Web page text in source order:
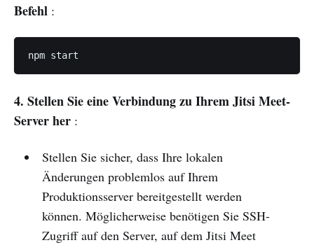
Befehl :
npm start
4. Stellen Sie eine Verbindung zu Ihrem Jitsi Meet-
Server her :
Stellen Sie sicher, dass Ihre lokalen
Änderungen problemlos auf Ihrem
Produktionsserver bereitgestellt werden
können. Möglicherweise benötigen Sie SSH-
Zugriff auf den Server, auf dem Jitsi Meet